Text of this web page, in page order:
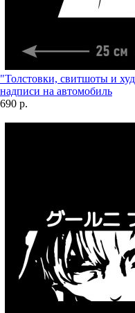
"Толстовки, свитшоты и
надписи на автомобиль
690 р.